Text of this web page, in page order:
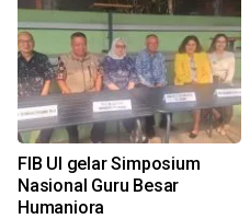
FIB UI gelar Simposium
Nasional Guru Besar
Humaniora